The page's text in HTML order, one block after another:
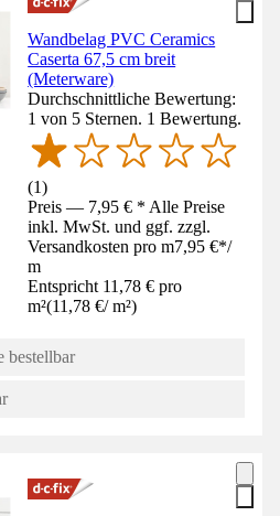
Wandbelag PVC Ceramics
Caserta 67,5 cm breit
(Meterware)
Durchschnittliche Bewertung:
1 von 5 Sternen. 1 Bewertung.
(1)
Preis — 7,95 € * Alle Preise
inkl. MwSt. und ggf. zzgl.
Versandkosten pro m7,95 €*/
m
Entspricht 11,78 € pro
m²(11,78 €/ m²)
bestellbar